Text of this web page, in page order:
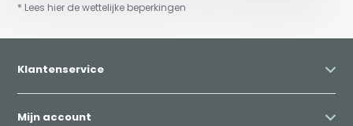
* Lees hier de wettelijke beperkingen
Klantenservice
Mijn account